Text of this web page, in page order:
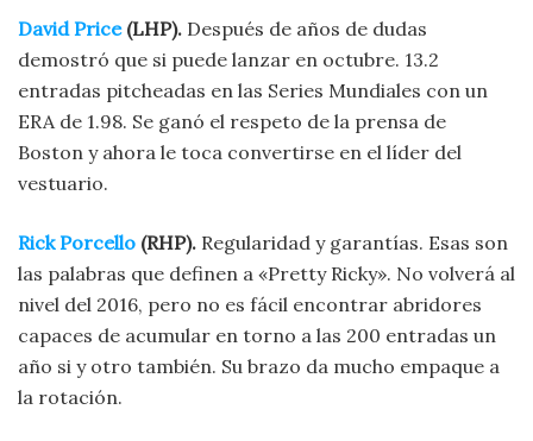
David Price(LHP). Después de años de dudas
demostró que si puede lanzar en octubre. 13.2
entradas pitcheadas en las Series Mundiales con un
ERA de 1.98. Se ganó el respeto de la prensa de
Boston y ahora le toca convertirse en el líder del
vestuario.
Rick Porcello (RHP). Regularidad y garantías. Esas son
las palabras que definen a «Pretty Ricky». No volverá al
nivel del 2016, pero no es fácil encontrar abridores
capaces de acumular en torno a las 200 entradas un
año si y otro también. Su brazo da mucho empaque a
la rotación.